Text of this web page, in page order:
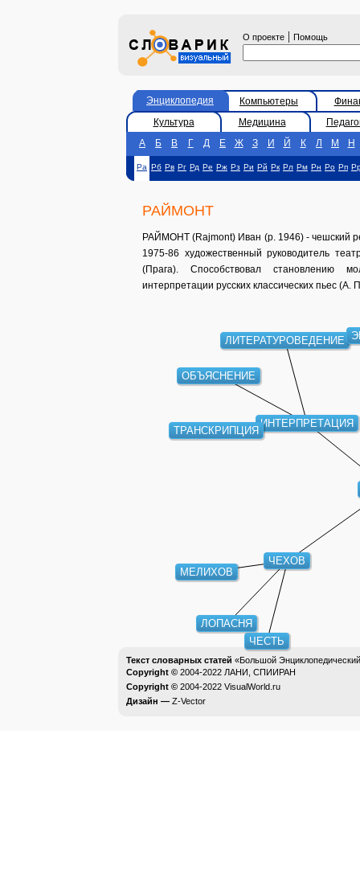
О проекте | Помощь
Энциклопедия Компьютеры
Культура
Медицина
А
Б В Г Д Е Ж З И Й К Л М Н
Ра Рб Рв Рг Рд Ре Рж Рз Ри Рй Рк Рл Рм Рн Ро Рп
РАЙМОНТ
РАЙМОНТ (Rajmont) Иван (р. 1946) - чешский
1975-86 художественный руководитель
(Прага). Способствовал становлению
интерпретации русских классических пьес (А.
ИНТЕРПРЕТАЦИЯ
ЧЕХОВ
ТРАНСКРИПЦИЯ
ОБЪЯСНЕНИЕ
ЛИТЕРАТУРОВЕДЕНИЕ
ЛОПАСНЯ
МЕЛИХОВ
ЧЕСТЬ
Текст словарных статей «Большой
Copyright © 2004-2022 ЛАНИ, СПИИРАН
Copyright © 2004-2022 VisualWorld.ru
Дизайн — Z-Vector